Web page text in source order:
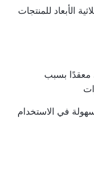
الأبعاد للمنتجات
معقدًا بسبب
في الاستخدام